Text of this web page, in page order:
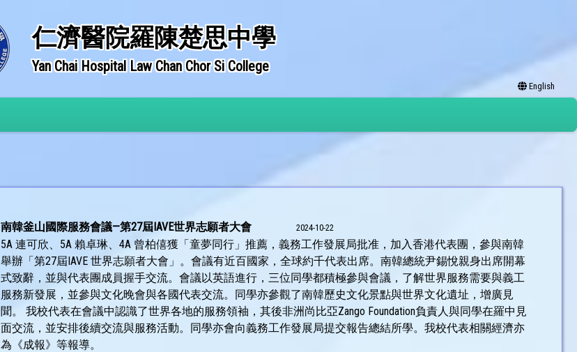
仁濟醫院羅陳楚思中學
Yan Chai Hospital Law Chan Chor Si College
English
南韓釜山國際服務會議—第27屆IAVE世界志願者大會 2024-10-22
5A 連可欣、5A 賴卓琳、4A 曾柏僖獲「童夢同行」推薦，義務工作發展局批准，加入香港代表團，參與南韓
舉辦「第27屆IAVE 世界志願者大會」。會議有近百國家，全球約千代表出席。南韓總統尹錫悅親身出席開幕
式致辭，並與代表團成員握手交流。會議以英語進行，三位同學都積極參與會議，了解世界服務需要與義工
服務新發展，並參與文化晚會與各國代表交流。同學亦參觀了南韓歷史文化景點與世界文化遺址，增廣見
聞。 我校代表在會議中認識了世界各地的服務領袖，其後非洲尚比亞Zango Foundation負責人與同學在羅中見
面交流，並安排後續交流與服務活動。同學亦會向義務工作發展局提交報告總結所學。我校代表相關經濟亦
為《成報》等報導。